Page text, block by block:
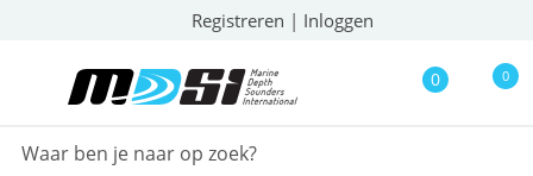
Registreren | Inloggen
0 0